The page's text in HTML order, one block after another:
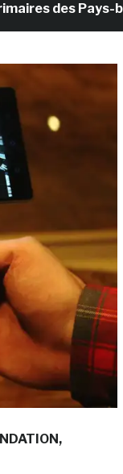
Pays-bas